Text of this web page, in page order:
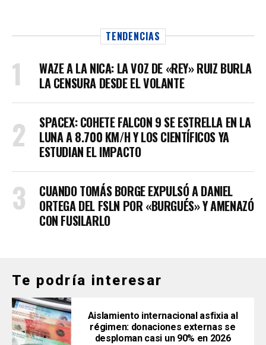
TENDENCIAS
WAZE A LA NICA: LA VOZ DE «REY» RUIZ BURLA
LA CENSURA DESDE EL VOLANTE
SPACEX: COHETE FALCON 9 SE ESTRELLA EN LA
LUNA A 8.700 KM/H Y LOS CIENTÍFICOS YA
ESTUDIAN EL IMPACTO
CUANDO TOMÁS BORGE EXPULSÓ A DANIEL
ORTEGA DEL FSLN POR «BURGUÉS» Y AMENAZÓ
CON FUSILARLO
Te podría interesar
Aislamiento internacional asfixia al
régimen: donaciones externas se
desploman casi un 90% en 2026